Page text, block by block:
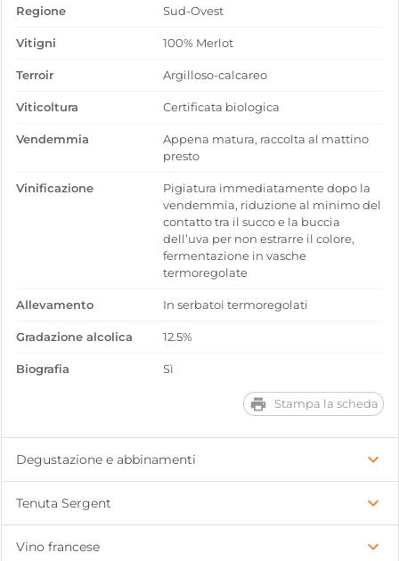
Regione Sud-Ovest
Vitigni 100% Merlot
Terroir Argilloso-calcareo
Viticoltura Certificata biologica
Vendemmia
Appena matura, raccolta al mattino
presto
Vinificazione
Pigiatura immediatamente dopo la
vendemmia, riduzione al minimo del
contatto tra il succo e la buccia
dell’uva per non estrarre il colore,
fermentazione in vasche
termoregolate
Allevamento In serbatoi termoregolati
Gradazione alcolica 12.5%
Biografia Sì
Stampa la scheda
Degustazione e abbinamenti
Tenuta Sergent
Vino francese